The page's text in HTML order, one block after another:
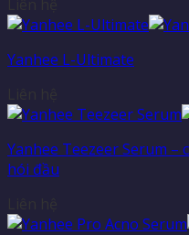
Yanhee L-Ultimate
Yanhee Teezeer Serum
hói đầu